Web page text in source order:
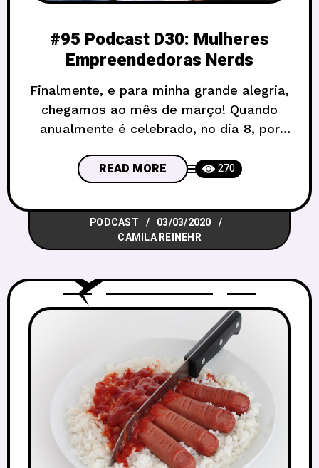
#95 Podcast D30: Mulheres
Empreendedoras Nerds
Finalmente, e para minha grande alegria,
chegamos ao mês de março! Quando
anualmente é celebrado, no dia 8, por
o Dia Internacional da Mulher. Porém,
para nós do D30, além de a data trazer à
tona debates importantíssimos, como a
igualdade de gênero e a violência contra
as mulheres,
READ MORE 270
PODCAST
03/03/2020
CAMILA REINEHR